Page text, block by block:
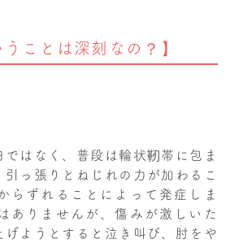
うことは深刻なの？】
はなく、普段は輪状靭帯に包ま
っ張りとねじれの力が加わるこ
らずれることによって発症しま
ありませんが、傷みが激しいた
げようとすると泣き叫び、肘をや